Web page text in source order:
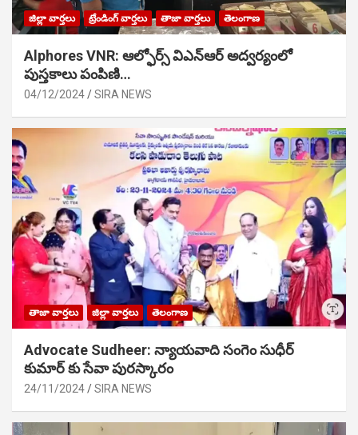
జిల్లా వార్తలు ట్రేండింగ్ వార్తలు తాజా వార్తలు తెలంగాణ
Alphores VNR: ఆల్ఫోర్స్ విఎన్ఆర్ అద్వర్యంలో
పుస్తకాలు పంపిణి…
04/12/2024 SIRA NEWS
తాజా వార్తలు జిల్లా వార్తలు తెలంగాణ
Advocate Sudheer: న్యాయవాది సంగెం సుధీర్
కుమార్ కు సేవా పురస్కారం
24/11/2024 SIRA NEWS